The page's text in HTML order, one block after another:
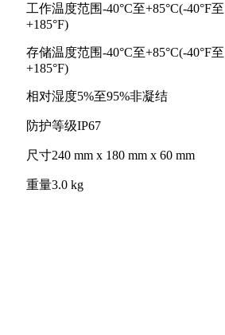
工作温度范围-40°C至+85°C(-40°F至
+185°F)
存储温度范围-40°C至+85°C(-40°F至
+185°F)
相对湿度5%至95%非凝结
防护等级IP67
尺寸240 mm x 180 mm x 60 mm
重量3.0 kg